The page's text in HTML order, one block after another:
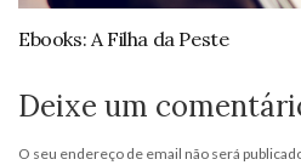
Ebooks: A Filha da Peste
Deixe um
O seu endereço de email não será